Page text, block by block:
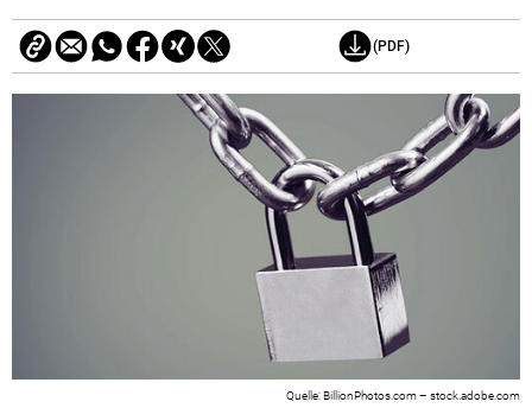
(PDF)
BillionPhotos.com – stock.adobe.com